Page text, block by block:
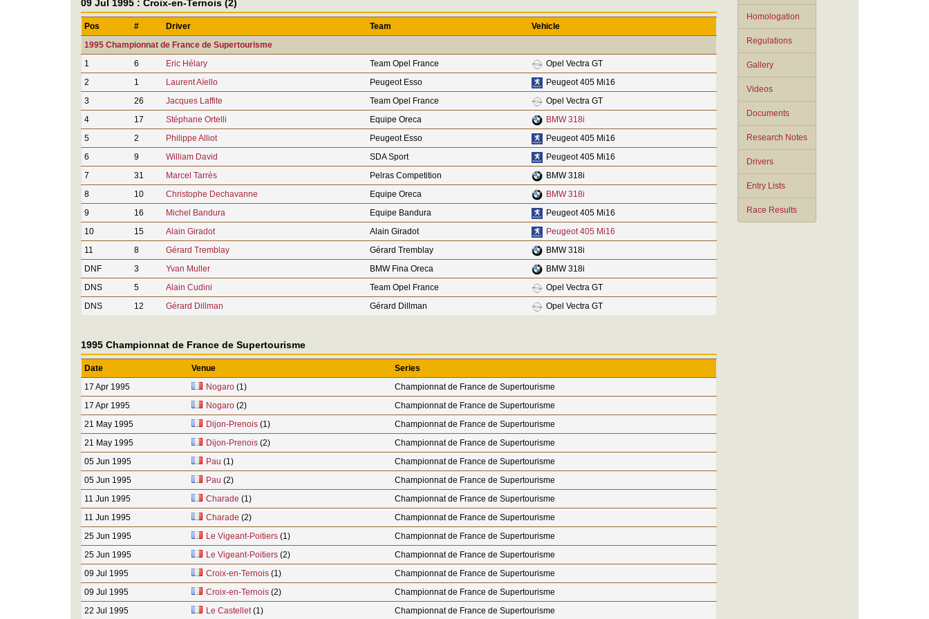
Homologation
Regulations
Gallery
Videos
Documents
Research Notes
Drivers
Entry Lists
Race Results
09 Jul 1995 : Croix-en-Ternois (2)
Pos # Driver Team
Vehicle
1995 Championnat de France de Supertourisme
1
6 Eric Hélary Team Opel France
Opel Vectra GT
2
1 Laurent Aïello Peugeot Esso
Peugeot 405 Mi16
3
26 Jacques Laffite Team Opel France
Opel Vectra GT
4
17 Stéphane Ortelli Equipe Oreca
BMW 318i
5
2 Philippe Alliot Peugeot Esso
Peugeot 405 Mi16
6
9 William David SDA Sport
Peugeot 405 Mi16
7
31 Marcel Tarrès Pelras Competition
BMW 318i
8
10 Christophe Dechavanne Equipe Oreca
BMW 318i
9
16 Michel Bandura Equipe Bandura
Peugeot 405 Mi16
10
15 Alain Giradot Alain Giradot
Peugeot 405 Mi16
11
8 Gérard Tremblay Gérard Tremblay
BMW 318i
DNF
3 Yvan Muller BMW Fina Oreca
BMW 318i
DNS
5 Alain Cudini Team Opel France
Opel Vectra GT
DNS
12 Gérard Dillman Gérard Dillman Opel Vectra GT
1995 Championnat de France de Supertourisme
Date Venue
Series
17 Apr 1995
Nogaro(1)
Championnat de France de Supertourisme
17 Apr 1995
Nogaro(2)
Championnat de France de Supertourisme
21 May 1995
Dijon-Prenois(1)
Championnat de France de Supertourisme
21 May 1995
Dijon-Prenois(2)
Championnat de France de Supertourisme
05 Jun 1995
Pau (1)
Championnat de France de Supertourisme
05 Jun 1995
Pau (2)
Championnat de France de Supertourisme
11 Jun 1995
Charade (1)
Championnat de France de Supertourisme
11 Jun 1995
Charade (2)
Championnat de France de Supertourisme
25 Jun 1995
Le Vigeant-Poitiers(1)
Championnat de France de Supertourisme
25 Jun 1995
Le Vigeant-Poitiers(2)
Championnat de France de Supertourisme
09 Jul 1995
Croix-en-Ternois(1)
Championnat de France de Supertourisme
09 Jul 1995
Croix-en-Ternois(2)
Championnat de France de Supertourisme
22 Jul 1995
Le Castellet(1) Championnat de France de Supertourisme